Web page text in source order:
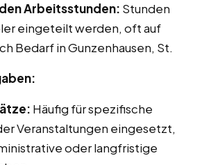
Arbeitsstunden: Stunden
eingeteilt werden, oft auf
Bedarf in Gunzenhausen, St.
Häufig für spezifische
Veranstaltungen eingesetzt,
oder langfristige